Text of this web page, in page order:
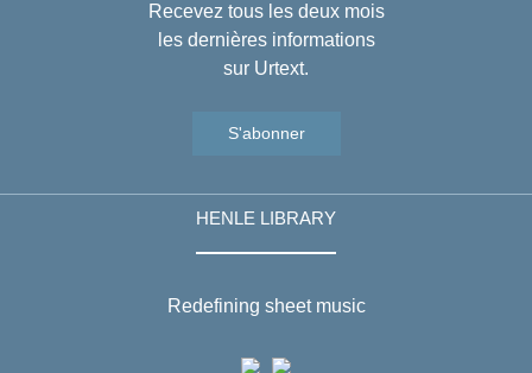
Recevez tous les deux mois
les dernières informations
sur Urtext.
S'abonner
HENLE LIBRARY
Redefining sheet music